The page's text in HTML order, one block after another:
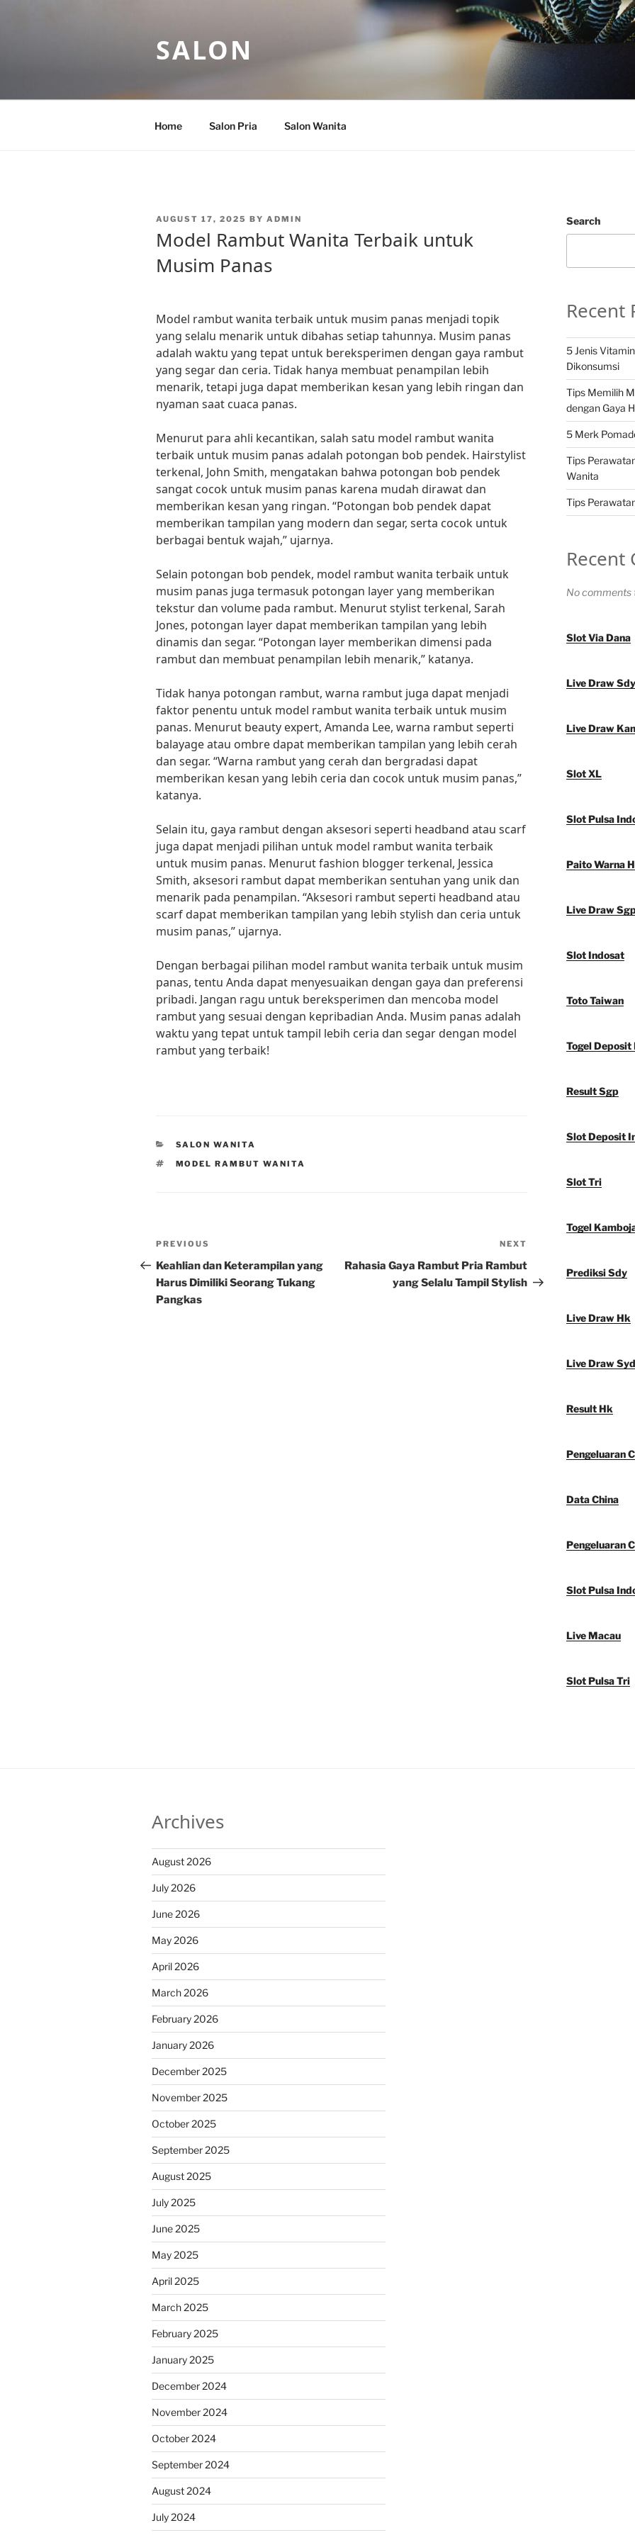
SALON
Home Salon Pria Salon Wanita
POSTED
AUGUST 17, 2025 BY ADMIN
Model Rambut Wanita Terbaik untuk
Musim Panas
Model rambut wanita terbaik untuk musim panas menjadi topik
yang selalu menarik untuk dibahas setiap tahunnya. Musim panas
adalah waktu yang tepat untuk bereksperimen dengan gaya rambut
yang segar dan ceria. Tidak hanya membuat penampilan lebih
menarik, tetapi juga dapat memberikan kesan yang lebih ringan dan
nyaman saat cuaca panas.
Menurut para ahli kecantikan, salah satu model rambut wanita
terbaik untuk musim panas adalah potongan bob pendek. Hairstylist
terkenal, John Smith, mengatakan bahwa potongan bob pendek
sangat cocok untuk musim panas karena mudah dirawat dan
memberikan kesan yang ringan. “Potongan bob pendek dapat
memberikan tampilan yang modern dan segar, serta cocok untuk
berbagai bentuk wajah,” ujarnya.
Selain potongan bob pendek, model rambut wanita terbaik untuk
musim panas juga termasuk potongan layer yang memberikan
tekstur dan volume pada rambut. Menurut stylist terkenal, Sarah
Jones, potongan layer dapat memberikan tampilan yang lebih
dinamis dan segar. “Potongan layer memberikan dimensi pada
rambut dan membuat penampilan lebih menarik,” katanya.
Tidak hanya potongan rambut, warna rambut juga dapat menjadi
faktor penentu untuk model rambut wanita terbaik untuk musim
panas. Menurut beauty expert, Amanda Lee, warna rambut seperti
balayage atau ombre dapat memberikan tampilan yang lebih cerah
dan segar. “Warna rambut yang cerah dan bergradasi dapat
memberikan kesan yang lebih ceria dan cocok untuk musim panas,”
katanya.
Selain itu, gaya rambut dengan aksesori seperti headband atau scarf
juga dapat menjadi pilihan untuk model rambut wanita terbaik
untuk musim panas. Menurut fashion blogger terkenal, Jessica
Smith, aksesori rambut dapat memberikan sentuhan yang unik dan
menarik pada penampilan. “Aksesori rambut seperti headband atau
scarf dapat memberikan tampilan yang lebih stylish dan ceria untuk
musim panas,” ujarnya.
Dengan berbagai pilihan model rambut wanita terbaik untuk musim
panas, tentu Anda dapat menyesuaikan dengan gaya dan preferensi
pribadi. Jangan ragu untuk bereksperimen dan mencoba model
rambut yang sesuai dengan kepribadian Anda. Musim panas adalah
waktu yang tepat untuk tampil lebih ceria dan segar dengan model
rambut yang terbaik!
CATEGORIES
SALON WANITA
TAGS
MODEL RAMBUT WANITA
Post
navigation
Previous
Post
PREVIOUS
Keahlian dan Keterampilan yang
Harus Dimiliki Seorang Tukang
Pangkas
Post
NEXT
Rahasia Gaya Rambut Pria Rambut
yang Selalu Tampil Stylish
Search
Recent
5 Jenis
Dikonsumsi
Tips Memilih
dengan Gaya
5 Merk
Tips
Wanita
Tips
Recent
No comments
Slot Via Dana
Live Draw Sdy
Live Draw
Slot XL
Slot Pulsa
Paito Warna
Live Draw
Slot Indosat
Toto Taiwan
Togel Deposit
Result Sgp
Slot Deposit
Slot Tri
Togel
Prediksi Sdy
Live Draw Hk
Live Draw
Result Hk
Pengeluaran
Data China
Pengeluaran
Slot Pulsa
Live Macau
Slot Pulsa Tri
Archives
August 2026
July 2026
June 2026
May 2026
April 2026
March 2026
February 2026
January 2026
December 2025
November 2025
October 2025
September 2025
August 2025
July 2025
June 2025
May 2025
April 2025
March 2025
February 2025
January 2025
December 2024
November 2024
October 2024
September 2024
August 2024
July 2024